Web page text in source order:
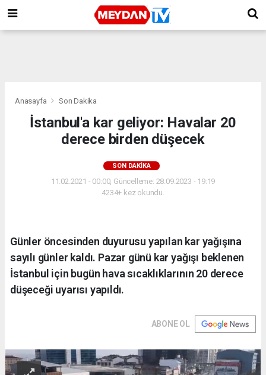
Anasayfa Son Dakika
İstanbul'a kar geliyor: Havalar 20
derece birden düşecek
SON DAKIKA
11.02.2021 - 00:00, Güncelleme: 28.09.2023 - 19:19
4234+ kez okundu.
Günler öncesinden duyurusu yapılan kar yağışına
sayılı günler kaldı. Pazar günü kar yağışı beklenen
İstanbul için bugün hava sıcaklıklarının 20 derece
düşeceği uyarısı yapıldı.
ABONE OL